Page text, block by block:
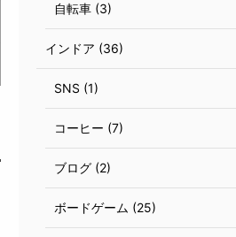
自転車 (3)
インドア (36)
SNS (1)
コーヒー (7)
ブログ (2)
ボードゲーム (25)